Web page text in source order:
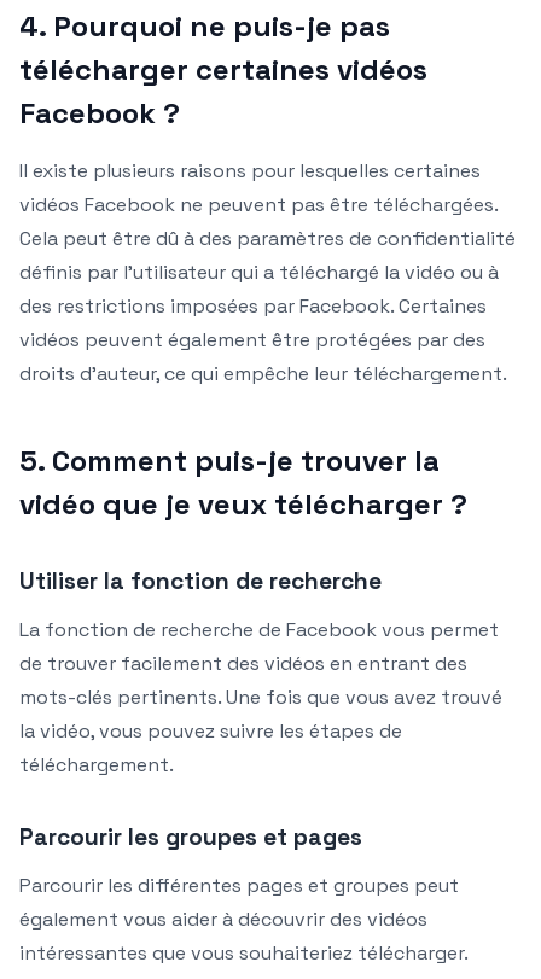
4. Pourquoi ne puis-je pas
télécharger certaines vidéos
Facebook ?
Il existe plusieurs raisons pour lesquelles certaines
vidéos Facebook ne peuvent pas être téléchargées.
Cela peut être dû à des paramètres de confidentialité
définis par l’utilisateur qui a téléchargé la vidéo ou à
des restrictions imposées par Facebook. Certaines
vidéos peuvent également être protégées par des
droits d’auteur, ce qui empêche leur téléchargement.
5. Comment puis-je trouver la
vidéo que je veux télécharger ?
Utiliser la fonction de recherche
La fonction de recherche de Facebook vous permet
de trouver facilement des vidéos en entrant des
mots-clés pertinents. Une fois que vous avez trouvé
la vidéo, vous pouvez suivre les étapes de
téléchargement.
Parcourir les groupes et pages
Parcourir les différentes pages et groupes peut
également vous aider à découvrir des vidéos
intéressantes que vous souhaiteriez télécharger.